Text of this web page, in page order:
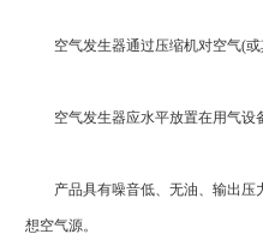
空气发生器通过压缩机对空气(或
空气发生器应水平放置在用气设
产品具有噪音低、无油、输出压力
想空气源。